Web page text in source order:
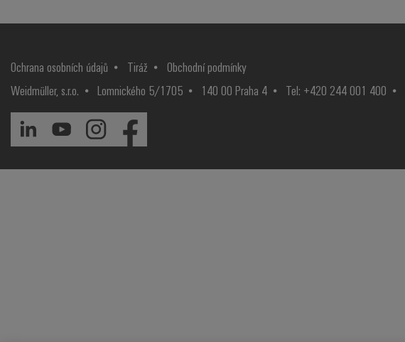
Ochrana osobních údajů Tiráž
Obchodní podmínky
Weidmüller, s.r.o.
Lomnického 5/1705 140 00 Praha 4 Tel: +420 244 001 400